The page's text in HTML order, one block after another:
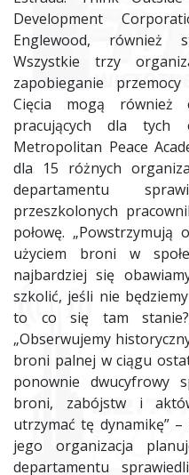
Development
Englewood, również
Wszystkie trzy
zapobieganie
Cięcia mogą również
pracujących dla tych
Metropolitan Peace
dla 15 różnych
departamentu
przeszkolonych
połowę.
użyciem broni w
najbardziej się
szkolić, jeśli nie
to co się tam
„Obserwujemy
broni palnej w ciągu
ponownie dwucyfrowy
broni, zabójstw i
utrzymać tę dynamikę” –
jego organizacja
departamentu